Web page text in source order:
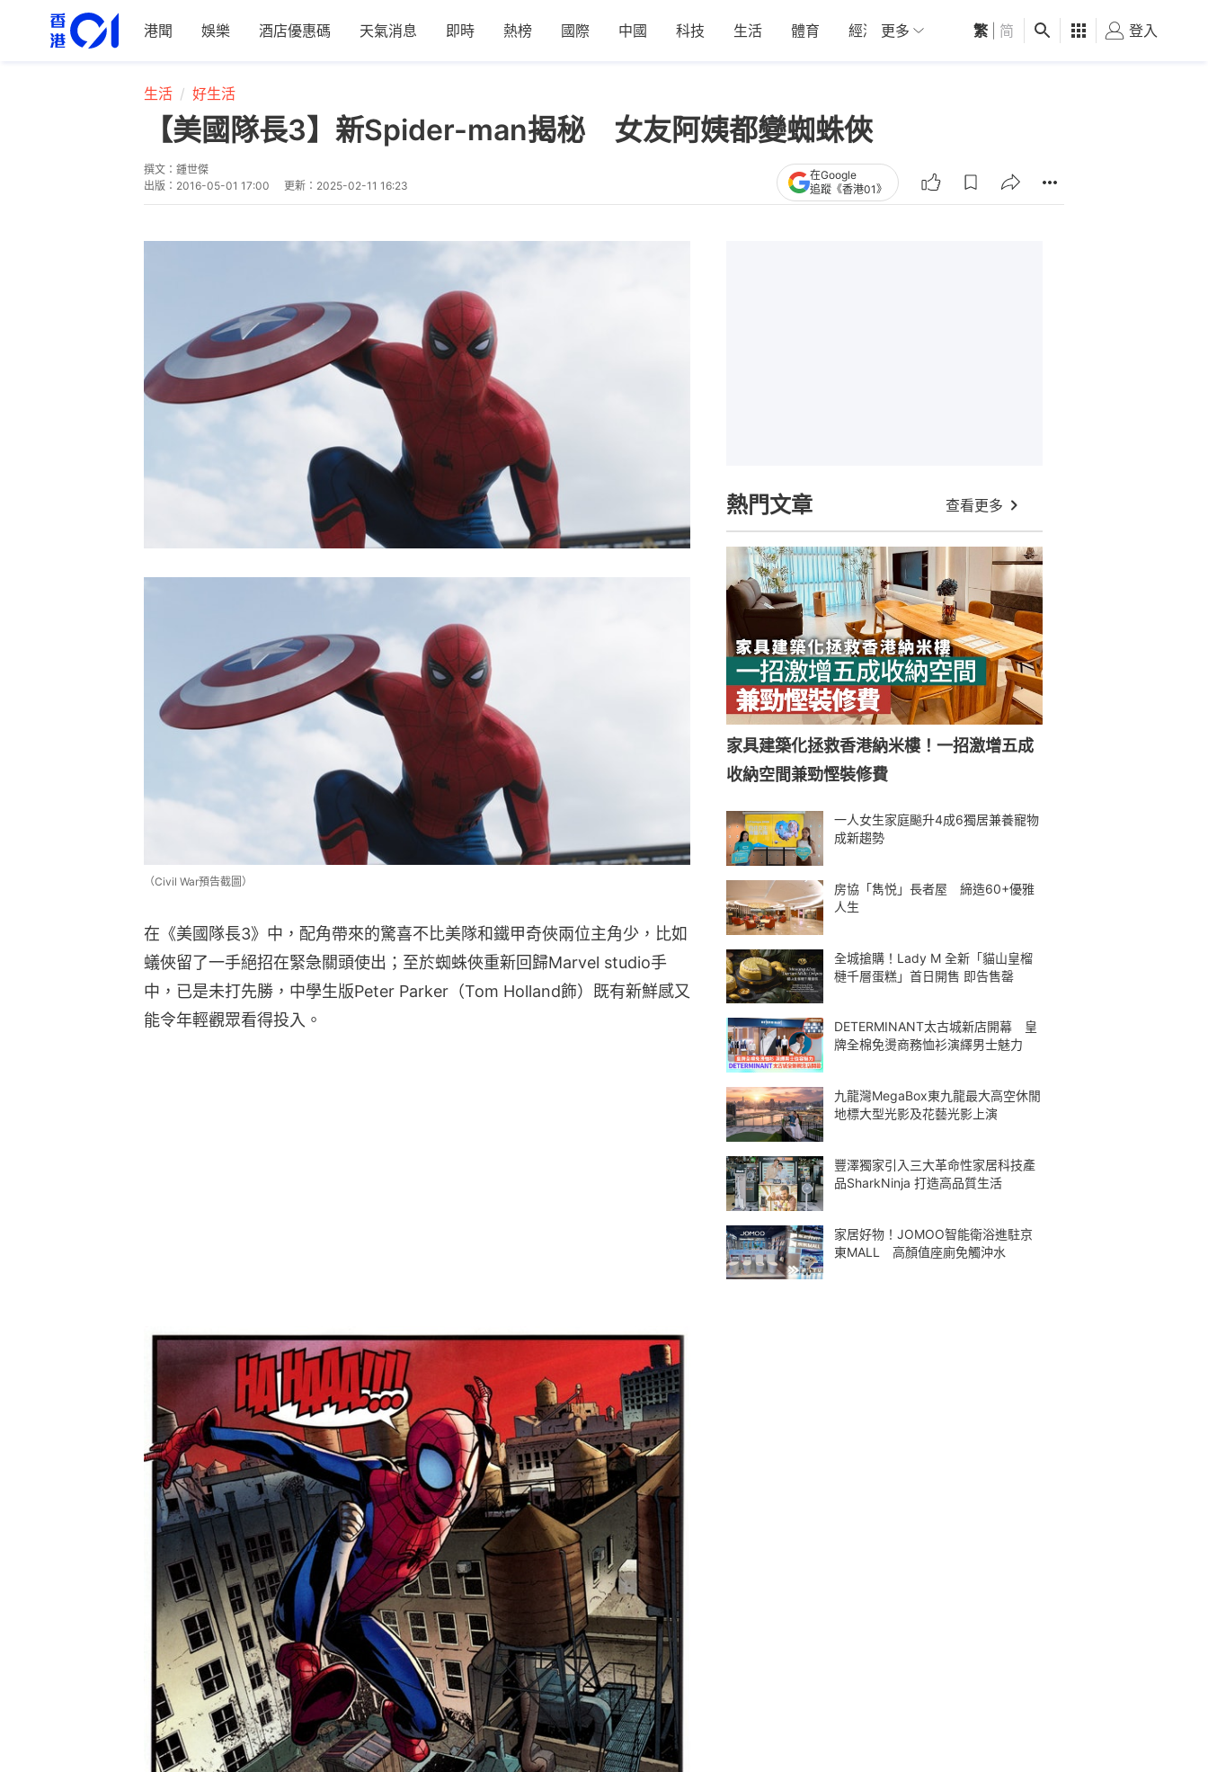
港聞 娛樂 酒店優惠碼 天氣消息 即時 熱榜 國際 中國 科技 生活 體育 經濟 01深圳 觀點 健康 好食玩飛
更多 繁 简 登入
生活 好生活
【美國隊長3】新Spider-man揭秘 女友阿姨都變蜘蛛俠
撰文： 鍾世傑
出版： 2016-05-01 17:00 更新： 2025-02-11 16:23
在Google
追蹤《香港01》
（Civil War預告截圖）
在《美國隊長3》中，配角帶來的驚喜不比美隊和鐵甲奇俠兩位主角少，比如
蟻俠留了一手絕招在緊急關頭使出；至於蜘蛛俠重新回歸Marvel studio手
中，已是未打先勝，中學生版Peter Parker（Tom Holland飾）既有新鮮感又
能令年輕觀眾看得投入。
熱門文章 查看更多
家具建築化拯救香港納米樓！一招激增五成
收納空間兼勁慳裝修費
一人女生家庭飈升4成6獨居兼養寵物
成新趨勢
房協「雋悦」長者屋 締造60+優雅
人生
全城搶購！Lady M 全新「貓山皇榴
槤千層蛋糕」首日開售 即告售罄
DETERMINANT太古城新店開幕 皇
牌全棉免燙商務恤衫演繹男士魅力
九龍灣MegaBox東九龍最大高空休閒
地標大型光影及花藝光影上演
豐澤獨家引入三大革命性家居科技產
品SharkNinja 打造高品質生活
家居好物！JOMOO智能衛浴進駐京
東MALL 高顏值座廁免觸沖水